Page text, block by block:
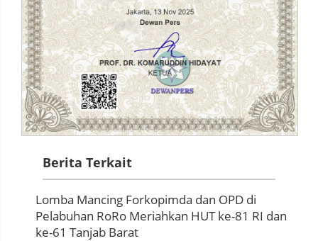
Berita Terkait
Lomba Mancing Forkopimda dan OPD di
Pelabuhan RoRo Meriahkan HUT ke-81 RI dan
ke-61 Tanjab Barat